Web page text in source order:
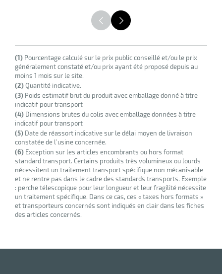
(1) Pourcentage calculé sur le prix public conseillé et/ou le prix
généralement constaté et/ou prix ayant été proposé depuis au
moins 1 mois sur le site.
(2)Quantité indicative.
(3) Poids estimatif brut du produit avec emballage donné à titre
indicatif pour transport
(4) Dimensions brutes du colis avec emballage données à titre
indicatif pour transport
(5) Date de réassort indicative sur le délai moyen de livraison
constatée de l’usine concernée.
(6) Exception sur les articles encombrants ou hors format
standard transport. Certains produits très volumineux ou lourds
nécessitent un traitement transport spécifique non mécanisable
et ne rentre pas dans le cadre des standards transports. Exemple
: perche télescopique pour leur longueur et leur fragilité nécessite
un traitement spécifique. Dans ce cas, ces « taxes hors formats »
et transporteurs concernés sont indiqués en clair dans les fiches
des articles concernés.